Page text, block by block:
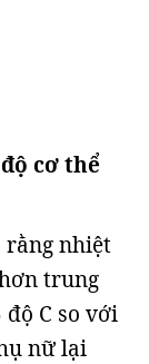
cơ thể
rằng nhiệt
trung
C so với
nữ lại